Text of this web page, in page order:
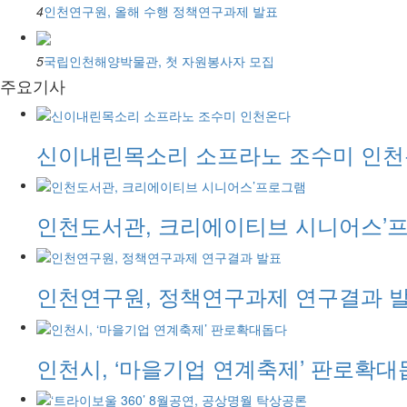
4인천연구원, 올해 수행 정책연구과제 발표
5국립인천해양박물관, 첫 자원봉사자 모집
주요기사
신이내린목소리 소프라노 조수미 인
인천도서관, 크리에이티브 시니어스’
인천연구원, 정책연구과제 연구결과
인천시, ‘마을기업 연계축제’ 판로확대